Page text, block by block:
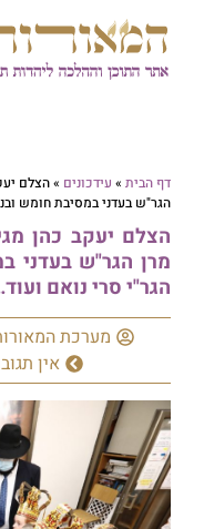
דף הבית » עידכונים »הצלם
הגר"ש בעדני במסיבת חומש
הצלם יעקב כהן
מרן הגר"ש בעדני
הגר"י סרי נואם
מערכת
אין